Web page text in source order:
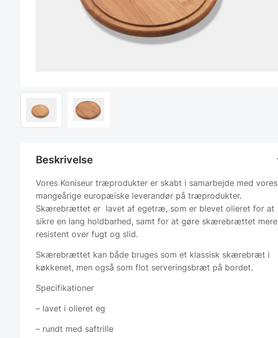
Beskrivelse
Vores Koniseur træprodukter er skabt i samarbejde med vores
mangeårige europæiske leverandør på træprodukter.
Skærebrættet er lavet af egetræ, som er blevet olieret for at
sikre en lang holdbarhed, samt for at gøre skærebrættet mere
resistent over fugt og slid.
Skærebrættet kan både bruges som et klassisk skærebræt i
køkkenet, men også som flot serveringsbræt på bordet.
Specifikationer
– lavet i olieret eg
– rundt med saftrille